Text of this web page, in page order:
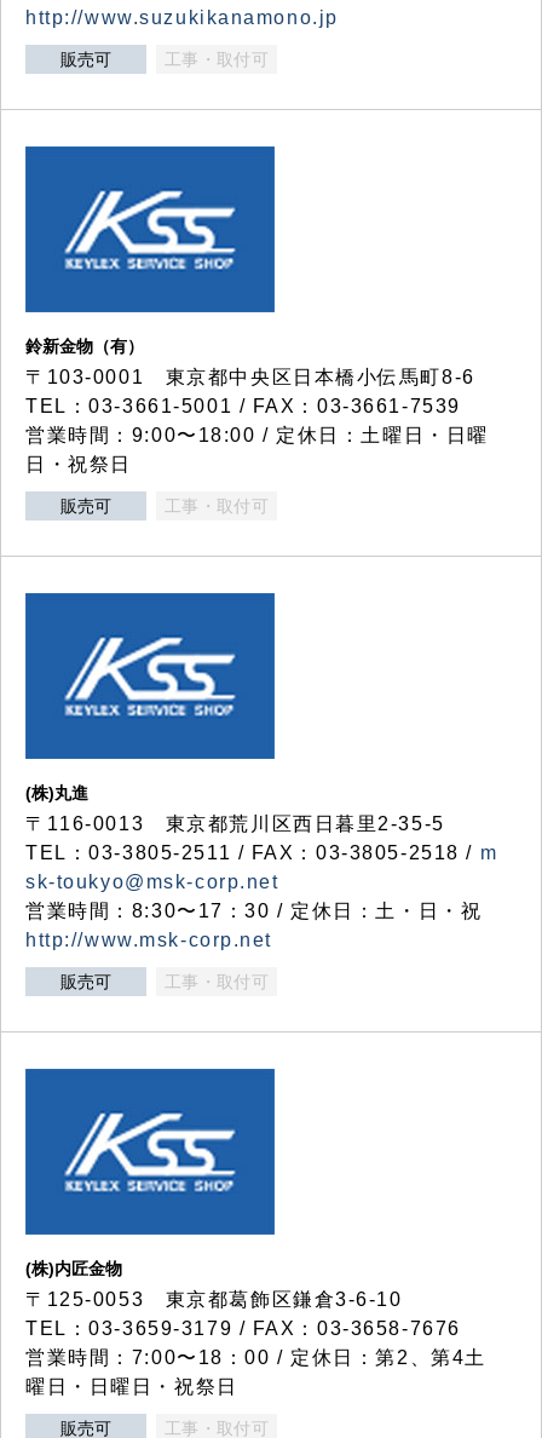
http://www.suzukikanamono.jp
販売可 工事・取付可
鈴新金物（有）
〒103-0001 東京都中央区日本橋小伝馬町8-6
TEL：03-3661-5001 / FAX：03-3661-7539
営業時間：9:00〜18:00 / 定休日：土曜日・日曜
日・祝祭日
販売可 工事・取付可
(株)丸進
〒116-0013 東京都荒川区西日暮里2-35-5
TEL：03-3805-2511 / FAX：03-3805-2518 / m
sk-toukyo@msk-corp.net
営業時間：8:30〜17：30 / 定休日：土・日・祝
http://www.msk-corp.net
販売可 工事・取付可
(株)内匠金物
〒125-0053 東京都葛飾区鎌倉3-6-10
TEL：03-3659-3179 / FAX：03-3658-7676
営業時間：7:00〜18：00 / 定休日：第2、第4土
曜日・日曜日・祝祭日
販売可 工事・取付可